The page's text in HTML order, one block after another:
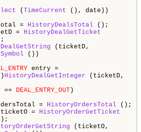
( TimeCurrent (), date))
= HistoryDealsTotal ();
=
HistoryDealGetTicket
(ticketD,
Symbol ())
entry =
) HistoryDealGetInteger (ticketD,
== DEAL_ENTRY_OUT )
= HistoryOrdersTotal ();
ticketO =
HistoryOrderGetTicket
);
(ticketO,